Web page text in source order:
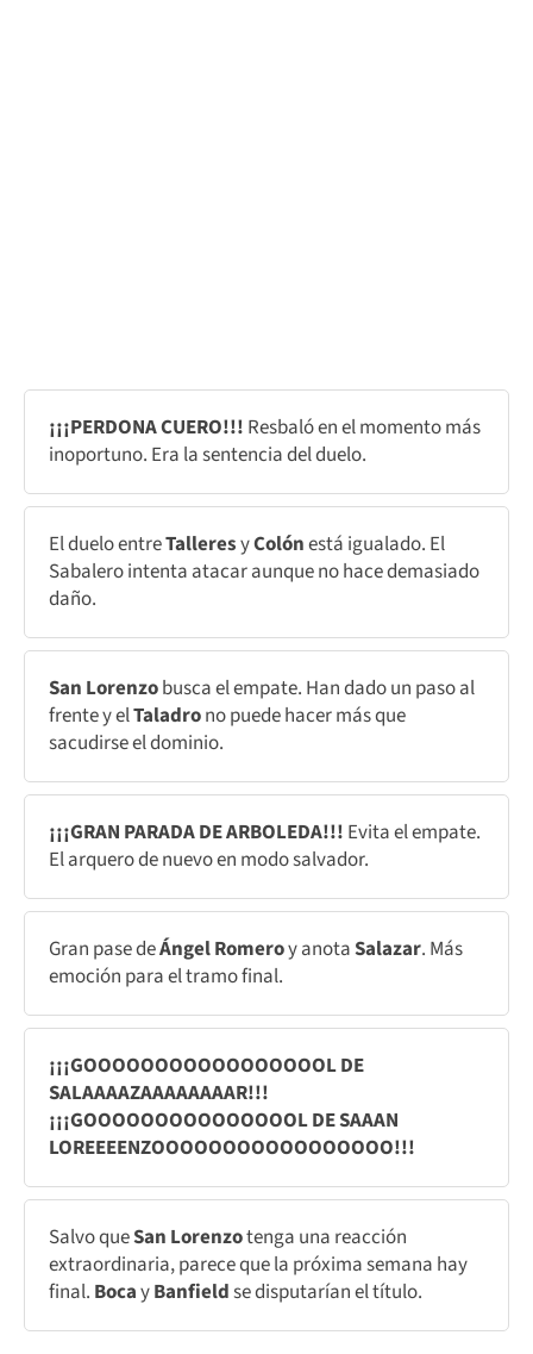
¡¡¡PERDONA CUERO!!! Resbaló en el momento más
inoportuno. Era la sentencia del duelo.
El duelo entreTalleresyColónestá igualado. El
Sabalero intenta atacar aunque no hace demasiado
daño.
San Lorenzobusca el empate. Han dado un paso al
frente y elTaladrono puede hacer más que
sacudirse el dominio.
¡¡¡GRAN PARADA DE ARBOLEDA!!! Evita el empate.
El arquero de nuevo en modo salvador.
Gran pase deÁngel Romeroy anotaSalazar. Más
emoción para el tramo final.
¡¡¡GOOOOOOOOOOOOOOOOOL DE
SALAAAAZAAAAAAAAR!!!
¡¡¡GOOOOOOOOOOOOOOOL DE SAAAN
LOREEEENZOOOOOOOOOOOOOOOOO!!!
Salvo queSan Lorenzotenga una reacción
extraordinaria, parece que la próxima semana hay
final. BocayBanfieldse disputarían el título.